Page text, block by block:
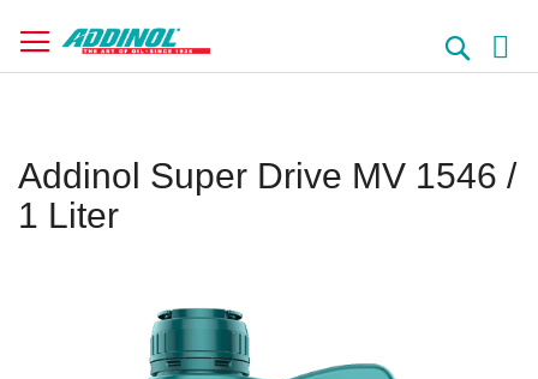
zum
Inhalt
Suche
Addinol Super Drive MV 1546 /
1 Liter